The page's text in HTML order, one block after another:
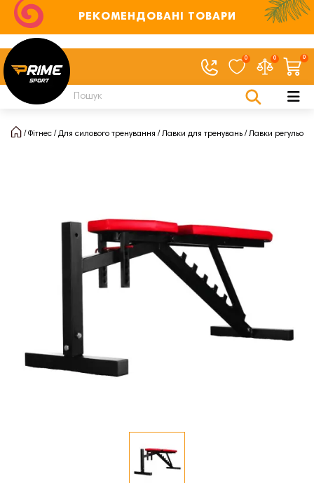
РЕКОМЕНДОВАНІ ТОВАРИ
0 0 0
Фітнес Для силового тренування Лавки для тренувань Лавки